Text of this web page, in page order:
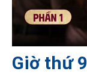
Giờ thứ